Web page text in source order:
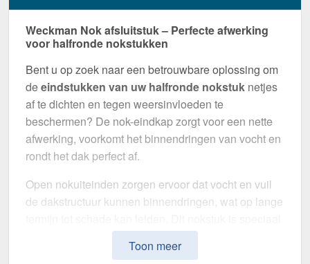
Weckman Nok afsluitstuk – Perfecte afwerking
voor halfronde nokstukken
Bent u op zoek naar een betrouwbare oplossing om
deeindstukken van uw halfronde nokstuk netjes
af te dichten en tegen weersinvloeden te
beschermen? De nok-eindkap zorgt voor een nette
afwerking, voorkomt het binnendringen van vocht en
rondt het dak perfect af.
Open nokuiteinden zorgen ervoor dat vocht en vuil
de dakstructuur kunnen binnendringen, wat op lange
ontwikkeld om eenveilige afdichting te
en tegelijkertijd het uiterlijk van het dak
Toon meer